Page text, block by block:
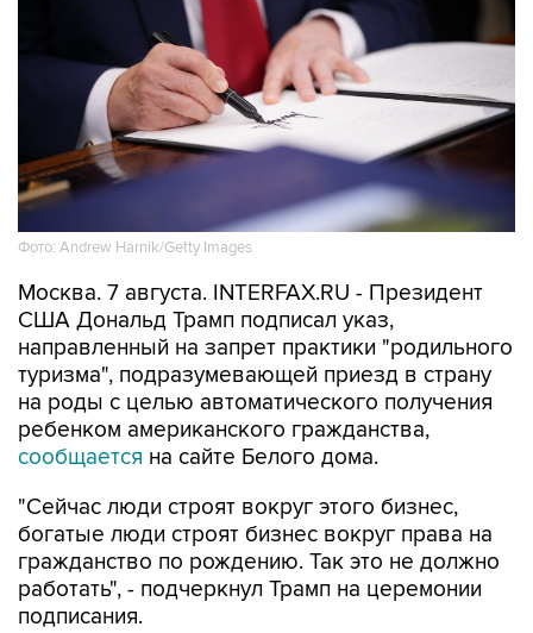
Фото: Andrew Harnik/Getty Images
Москва. 7 августа. INTERFAX.RU - Президент
США Дональд Трамп подписал указ,
направленный на запрет практики "родильного
туризма", подразумевающей приезд в страну
на роды с целью автоматического получения
ребенком американского гражданства,
сообщается на сайте Белого дома.
"Сейчас люди строят вокруг этого бизнес,
богатые люди строят бизнес вокруг права на
гражданство по рождению. Так это не должно
работать", - подчеркнул Трамп на церемонии
подписания.